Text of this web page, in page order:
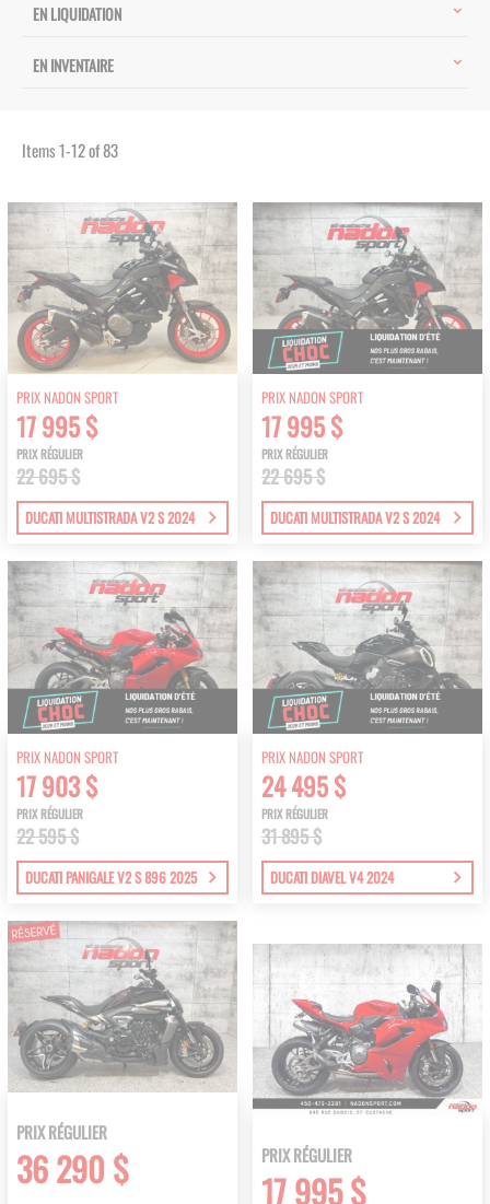
EN LIQUIDATION
EN INVENTAIRE
Items1-12of83
PRIX NADON SPORT
17 995 $
PRIX RÉGULIER
22 695 $
DUCATI MULTISTRADA V2 S 2024
PRIX NADON SPORT
17 995 $
PRIX RÉGULIER
22 695 $
DUCATI MULTISTRADA V2 S 2024
PRIX NADON SPORT
17 903 $
PRIX RÉGULIER
22 595 $
DUCATI PANIGALE V2 S 896 2025
PRIX NADON SPORT
24 495 $
PRIX RÉGULIER
31 895 $
DUCATI DIAVEL V4 2024
PRIX RÉGULIER
36 290 $ PRIX RÉGULIER
17 995 $